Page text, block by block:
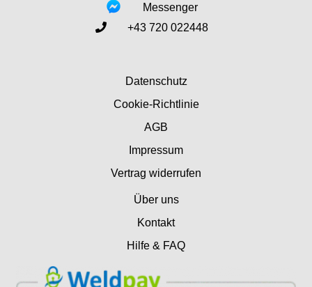
Messenger
+43 720 022448
Datenschutz
Cookie-Richtlinie
AGB
Impressum
Vertrag widerrufen
Über uns
Kontakt
Hilfe & FAQ